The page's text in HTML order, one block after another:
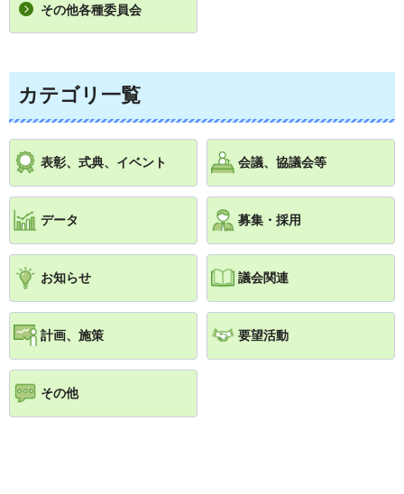
その他各種委員会
カテゴリ一覧
表彰、式典、イベント 会議、協議会等
データ 募集・採用
お知らせ 議会関連
計画、施策 要望活動
その他